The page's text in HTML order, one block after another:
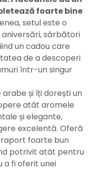
foarte bine
setul este o
sărbători
un cadou care
de a descoperi
într-un singur
și îți dorești un
atât aromele
și elegante,
excelentă. Oferă
foarte bun
potrivit atât pentru
a fi oferit unei